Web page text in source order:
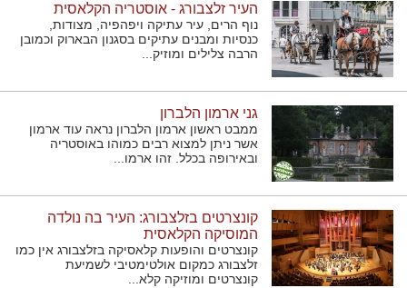
העיר זלצבורג - אוסטריה הקלאסית
נוף הרים, עיר עתיקה ויפהפיה, מצודות,
כנסיות ומבנים עתיקים בסגנון הבארוק וכמובן
הרבה צלילים ומוזיק...
גני ארמון הלברון
ממבט ראשון ארמון הלברון נראה עוד ארמון
אשר ניתן למצוא רבים כמוהו באוסטריה
ובאירופה בכלל. זהו ארמו...
קונצרטים בזלצבורג: העיר בה נולדה
המוסיקה הקלאסית
קונצרטים והופעות קלאסיקה בזלצבורג אין כמו
זלצבורג כמקום אולטימטיבי לשמיעת
קונצרטים ומוזיקה קלא...